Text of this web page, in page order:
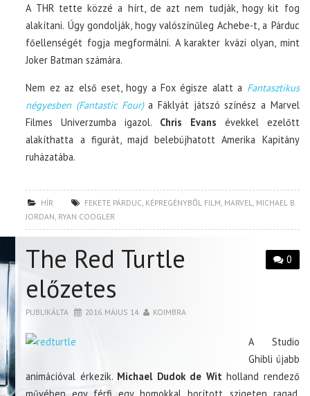
A THR tette közzé a hírt, de azt nem tudják, hogy kit fog
alakítani. Úgy gondolják, hogy valószínűleg Achebe-t, a Párduc
főellenségét fogja megformálni. A karakter kvázi olyan, mint
Joker Batman számára.
Nem ez az első eset, hogy a Fox égisze alatt a Fantasztikus
négyesben (Fantastic Four)a Fáklyát játszó színész a Marvel
Filmes Univerzumba igazol. Chris Evans évekkel ezelőtt
alakíthatta a figurát, majd belebújhatott Amerika Kapitány
ruházatába.
HÍR FEKETE PÁRDUC KÉPREGÉNYBŐL FILM MARVEL
MICHAEL B.
JORDAN RYAN COOGLER
0
The Red Turtle
előzetes
PUBLIKÁLTA 2016. MÁJUS 14. KOIMBRA
A Studio
Ghibli újabb
animációval érkezik. Michael Dudok de Wit holland rendező
művében egy férfi egy homokkal borított szigeten ragad.